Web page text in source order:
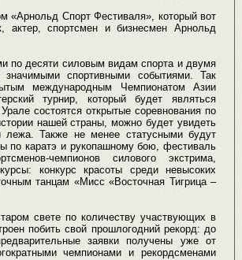
«Арнольд Спорт Фестиваля», который вот
спортсмен и бизнесмен Арнольд
по десяти силовым видам спорта и двумя
спортивными событиями. Так
международным Чемпионатом Азии
турнир, который будет являться
состоятся открытые соревнования по
нашей страны, можно будет увидеть
Также не менее статусными будут
по каратэ и рукопашному бою, фестиваль
чемпионов силового экстрима,
конкурс красоты среди невысоких
танцам «Мисс «Восточная Тигрица –
свете по количеству участвующих в
побить свой прошлогодний рекорд: до
заявки получены уже от
чемпионами и рекордсменами